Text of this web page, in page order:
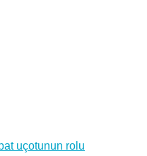
uçotunun rolu